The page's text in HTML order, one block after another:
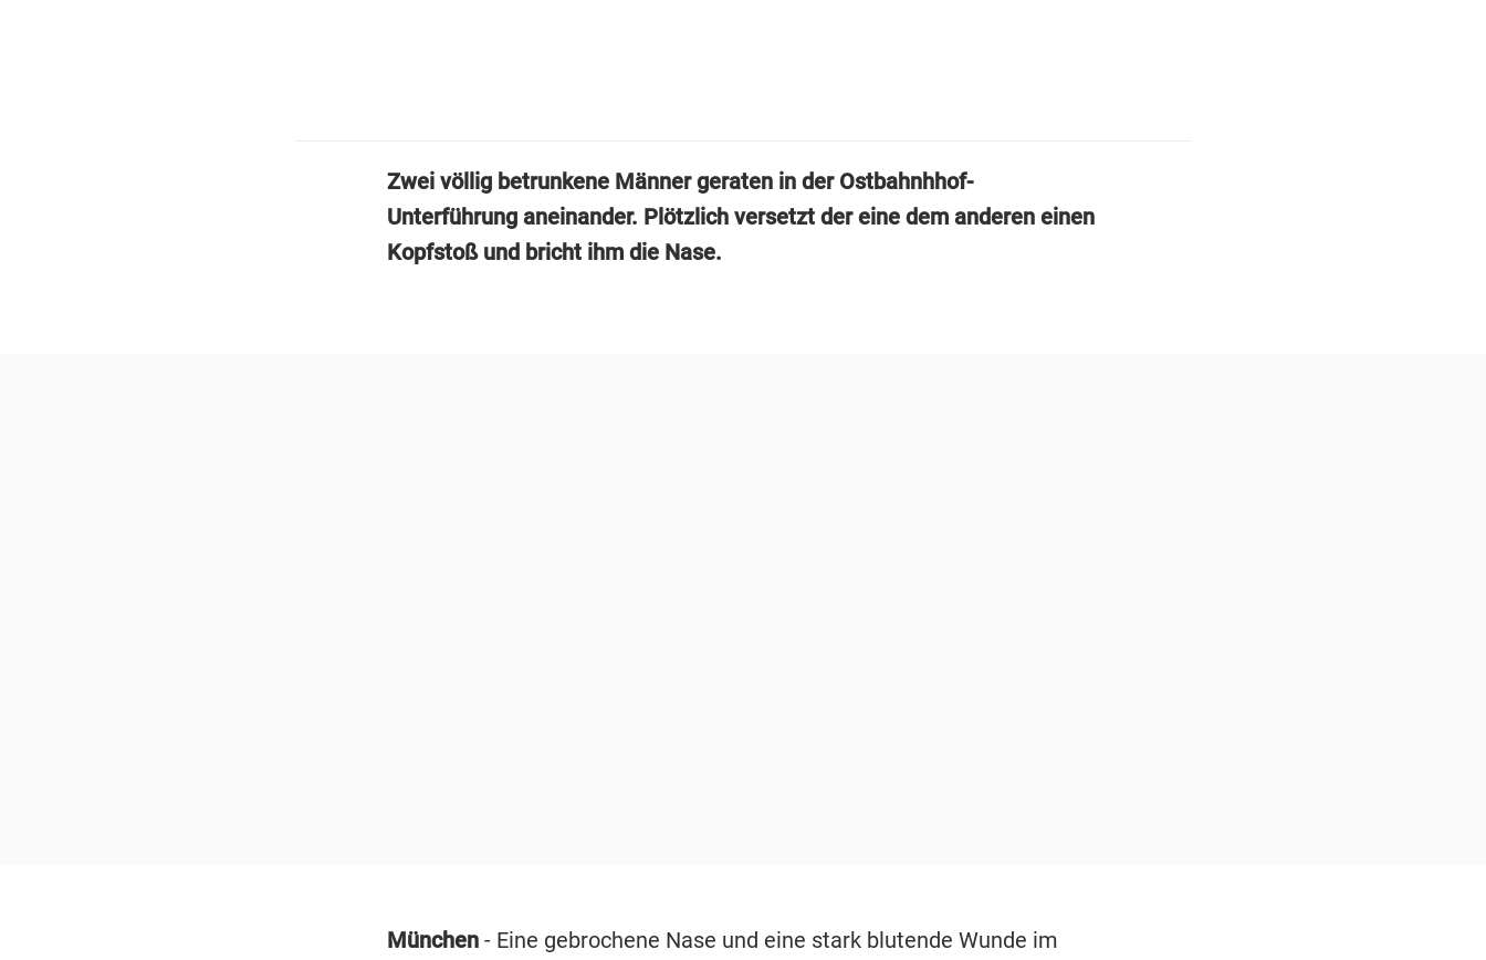
Zwei völlig betrunkene Männer geraten in der Ostbahnhhof-
Unterführung aneinander. Plötzlich versetzt der eine dem anderen einen
Kopfstoß und bricht ihm die Nase.
München- Eine gebrochene Nase und eine stark blutende Wunde im